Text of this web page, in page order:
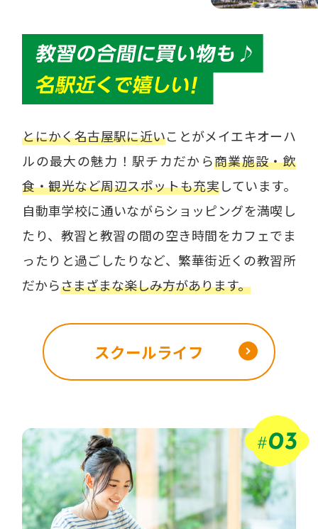
とにかく名古屋駅に近いことがメイエキオーハ
ルの最大の魅力！駅チカだから商業施設・飲
食・観光など周辺スポットも充実しています。
自動車学校に通いながらショッピングを満喫し
たり、教習と教習の間の空き時間をカフェでま
ったりと過ごしたりなど、繁華街近くの教習所
だからさまざまな楽しみ方があります。
スクールライフ